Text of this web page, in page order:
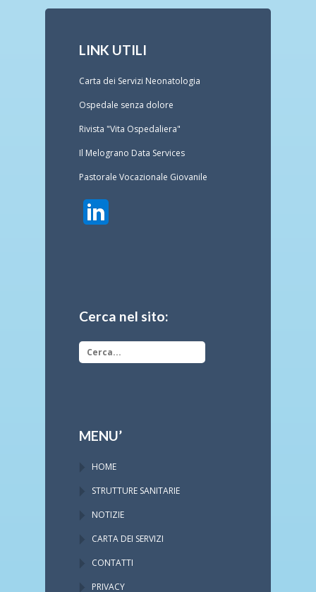
LINK UTILI
Carta dei Servizi Neonatologia
Ospedale senza dolore
Rivista "Vita Ospedaliera"
Il Melograno Data Services
Pastorale Vocazionale Giovanile
Cerca nel sito:
MENU’
HOME
STRUTTURE SANITARIE
NOTIZIE
CARTA DEI SERVIZI
CONTATTI
PRIVACY